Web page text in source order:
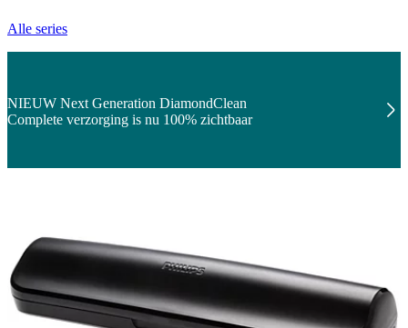
Alle series
NIEUW Next Generation DiamondClean
Complete verzorging is nu 100% zichtbaar